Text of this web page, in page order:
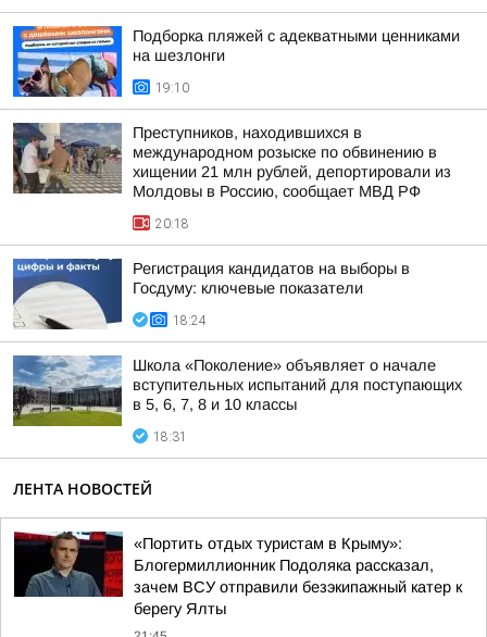
Подборка пляжей с адекватными ценниками
на шезлонги
19:10
Преступников, находившихся в
международном розыске по обвинению в
хищении 21 млн рублей, депортировали из
Молдовы в Россию, сообщает МВД РФ
20:18
Регистрация кандидатов на выборы в
Госдуму: ключевые показатели
18:24
Школа «Поколение» объявляет о начале
вступительных испытаний для поступающих
в 5, 6, 7, 8 и 10 классы
18:31
ЛЕНТА НОВОСТЕЙ
«Портить отдых туристам в Крыму»:
Блогермиллионник Подоляка рассказал,
зачем ВСУ отправили безэкипажный катер к
берегу Ялты